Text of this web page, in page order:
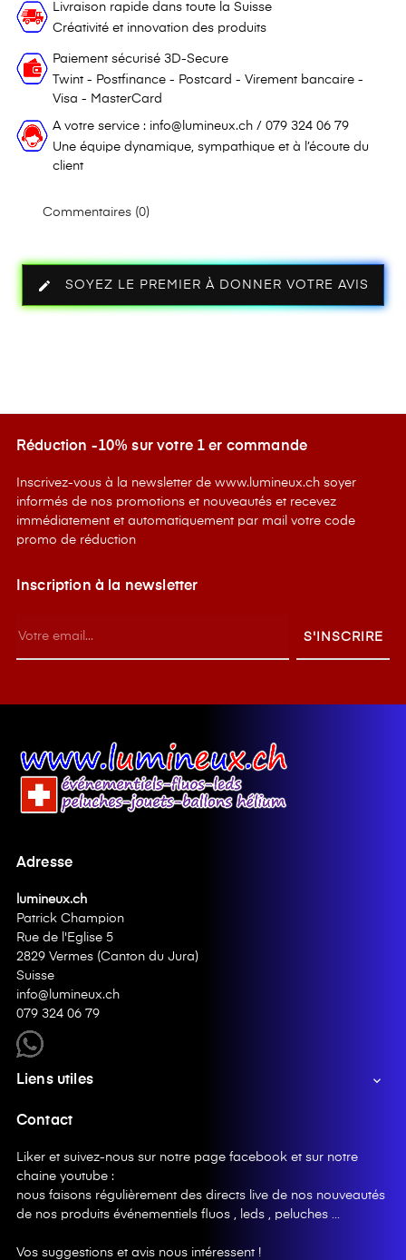
Livraison rapide dans toute la Suisse
Créativité et innovation des produits
Paiement sécurisé 3D-Secure
Twint - Postfinance - Postcard - Virement bancaire -
Visa - MasterCard
A votre service : info@lumineux.ch / 079 324 06 79
Une équipe dynamique, sympathique et à l’écoute du
client
Commentaires (0)
edit SOYEZ LE PREMIER À DONNER VOTRE AVIS
Réduction -10% sur votre 1 er commande
Inscrivez-vous à la newsletter de www.lumineux.ch soyer
informés de nos promotions et nouveautés et recevez
immédiatement et automatiquement par mail votre code
promo de réduction
Inscription à la newsletter
S'INSCRIRE
Adresse
lumineux.ch
Patrick Champion
Rue de l'Eglise 5
2829 Vermes (Canton du Jura)
Suisse
info@lumineux.ch
079 324 06 79
Liens utiles 
Contact
Liker et suivez-nous sur notre page facebook et sur notre
chaine youtube :
nous faisons régulièrement des directs live de nos nouveautés
de nos produits événementiels fluos , leds , peluches …
Vos suggestions et avis nous intéressent !